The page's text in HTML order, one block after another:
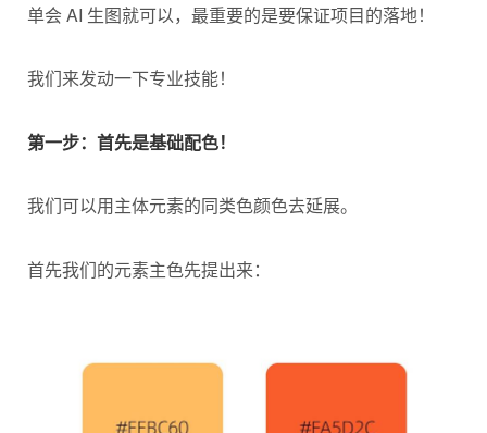
单会 AI 生图就可以，最重要的是要保证项目的落地！
我们来发动一下专业技能！
第一步：首先是基础配色！
我们可以用主体元素的同类色颜色去延展。
首先我们的元素主色先提出来：